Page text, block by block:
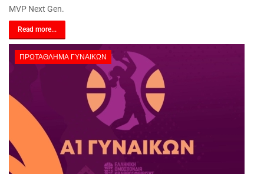
MVP Next Gen.
Read more...
ΠΡΩΤΆΘΛΗΜΑ ΓΥΝΑΙΚΏΝ